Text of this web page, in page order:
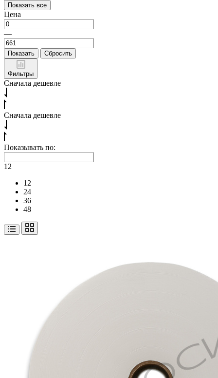
Показать все
Цена
—
Показать Сбросить
Фильтры
Сначала дешевле
Сначала дешевле
Показывать по:
12
12
24
36
48